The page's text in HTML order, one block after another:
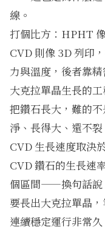
線。
打個比方：HPHT
CVD 則像 3D 列印
力與溫度，後者靠
大克拉單晶生長的
把鑽石長大，難的
淨、長得大、還不裂
CVD 生長速度取決
CVD 鑽石的生長速
個區間——換句話說
要長出大克拉單晶
連續穩定運行非常